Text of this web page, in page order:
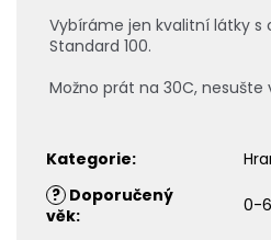
Vybíráme jen kvalitní látky
Standard 100.
Možno prát na 30C, nesušte
Kategorie:
? Doporučený
věk: 0-